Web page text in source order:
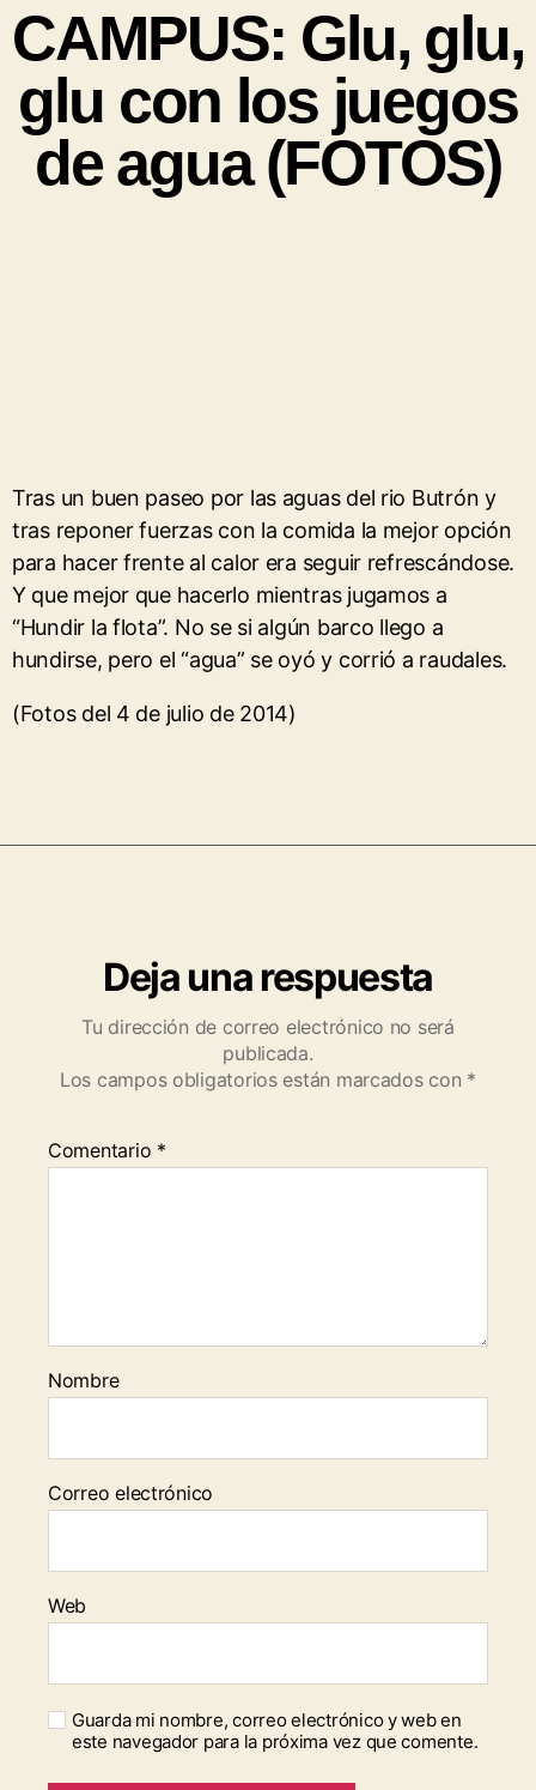
CAMPUS: Glu, glu,
glu con los juegos
de agua (FOTOS)
Tras un buen paseo por las aguas del rio Butrón y
tras reponer fuerzas con la comida la mejor opción
para hacer frente al calor era seguir refrescándose.
Y que mejor que hacerlo mientras jugamos a
“Hundir la flota”. No se si algún barco llego a
hundirse, pero el “agua” se oyó y corrió a raudales.
(Fotos del 4 de julio de 2014)
Deja una respuesta
Tu dirección de correo electrónico no será
publicada.
Los campos obligatorios están marcados con *
Comentario *
Nombre
Correo electrónico
Web
Guarda mi nombre, correo electrónico y web en
este navegador para la próxima vez que comente.